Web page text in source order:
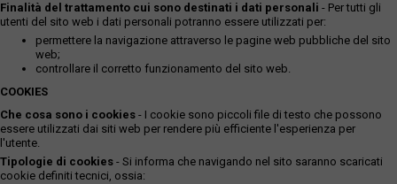
Finalità del trattamento cui sono destinati i dati personali - Per tutti gli
utenti del sito web i dati personali potranno essere utilizzati per:
permettere la navigazione attraverso le pagine web pubbliche del sito
web;
controllare il corretto funzionamento del sito web.
COOKIES
Che cosa sono i cookies - I cookie sono piccoli file di testo che possono
essere utilizzati dai siti web per rendere più efficiente l'esperienza per
l'utente.
Tipologie di cookies - Si informa che navigando nel sito saranno scaricati
cookie definiti tecnici, ossia: